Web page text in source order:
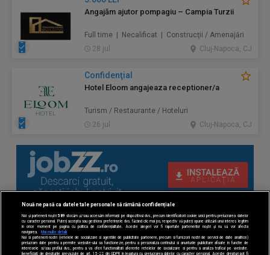
Angajăm ajutor pompagiu – Campia Turzii
Full time | Necalificat | Construcţii / Amenajări
28 jul.
Cluj-Napoca, CJ
Confidenţial
Hotel Eloom angajeaza receptioner/a
Turism / Restaurante / Hoteluri
26 jul.
Cluj-Napoca, CJ
Nouă ne pasă ca datele tale personale să rămână confidențiale
Noi și partenerii noștri 589 stocăm și/sau accesăm informații pe dispozitivul dvs., precum identificatorii cookie unici pentru prelucrarea datelor
cu caracter personal. Puteți accepta sau gestiona preferințele dvs. făcând clic mai jos, respectiv vă puteți opune utilizării unui interes legitim
în orice moment pe pagina cu politica de confidențialitate. Aceste alegeri vor fi raportate partenerilor noștri și nu vă vor afecta
navigarea.
Mai multe detalii
Noi si partenerii nostri (retelele de socializare si agentiile de publicitate partenere, precum si furnizorii nostri de servicii de date analitice)
prelucram date pentru a permite website-ului sa functioneze, pentru a personaliza continutul si anunturile publicitare afisate in functie de
interesele si/sau profilul dvs., pentru a va oferi functionalitati aferente retelelor de socializare si pentru a analiza traficul pe website.
Beneficiati de drepturile prevazute de art. 15-22 din GDPR in legatura cu prelucrarea datelor cu caracter personal. Aceste drepturi pot fi